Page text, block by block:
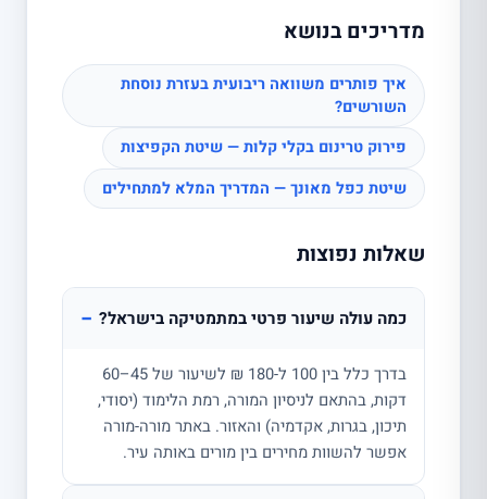
מדריכים בנושא
איך פותרים משוואה ריבועית בעזרת נוסחת
השורשים?
פירוק טרינום בקלי קלות — שיטת הקפיצות
שיטת כפל מאונך — המדריך המלא למתחילים
שאלות נפוצות
כמה עולה שיעור פרטי במתמטיקה בישראל? −
בדרך כלל בין 100 ל-180 ₪ לשיעור של 45–60
דקות, בהתאם לניסיון המורה, רמת הלימוד (יסודי,
תיכון, בגרות, אקדמיה) והאזור. באתר מורה-מורה
אפשר להשוות מחירים בין מורים באותה עיר.